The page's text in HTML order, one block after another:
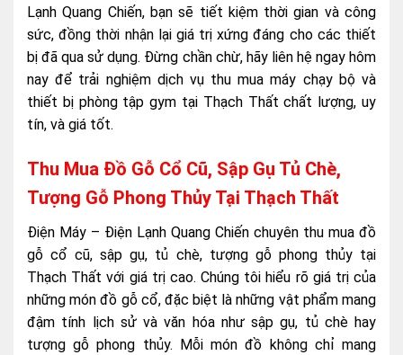
Lạnh Quang Chiến, bạn sẽ tiết kiệm thời gian và công
sức, đồng thời nhận lại giá trị xứng đáng cho các thiết
bị đã qua sử dụng. Đừng chần chừ, hãy liên hệ ngay hôm
nay để trải nghiệm dịch vụ thu mua máy chạy bộ và
thiết bị phòng tập gym tại Thạch Thất chất lượng, uy
tín, và giá tốt.
Thu Mua Đồ Gỗ Cổ Cũ, Sập Gụ Tủ Chè,
Tượng Gỗ Phong Thủy Tại Thạch Thất
Điện Máy – Điện Lạnh Quang Chiến chuyên thu mua đồ
gỗ cổ cũ, sập gụ, tủ chè, tượng gỗ phong thủy tại
Thạch Thất với giá trị cao. Chúng tôi hiểu rõ giá trị của
những món đồ gỗ cổ, đặc biệt là những vật phẩm mang
đậm tính lịch sử và văn hóa như sập gụ, tủ chè hay
tượng gỗ phong thủy. Mỗi món đồ không chỉ mang